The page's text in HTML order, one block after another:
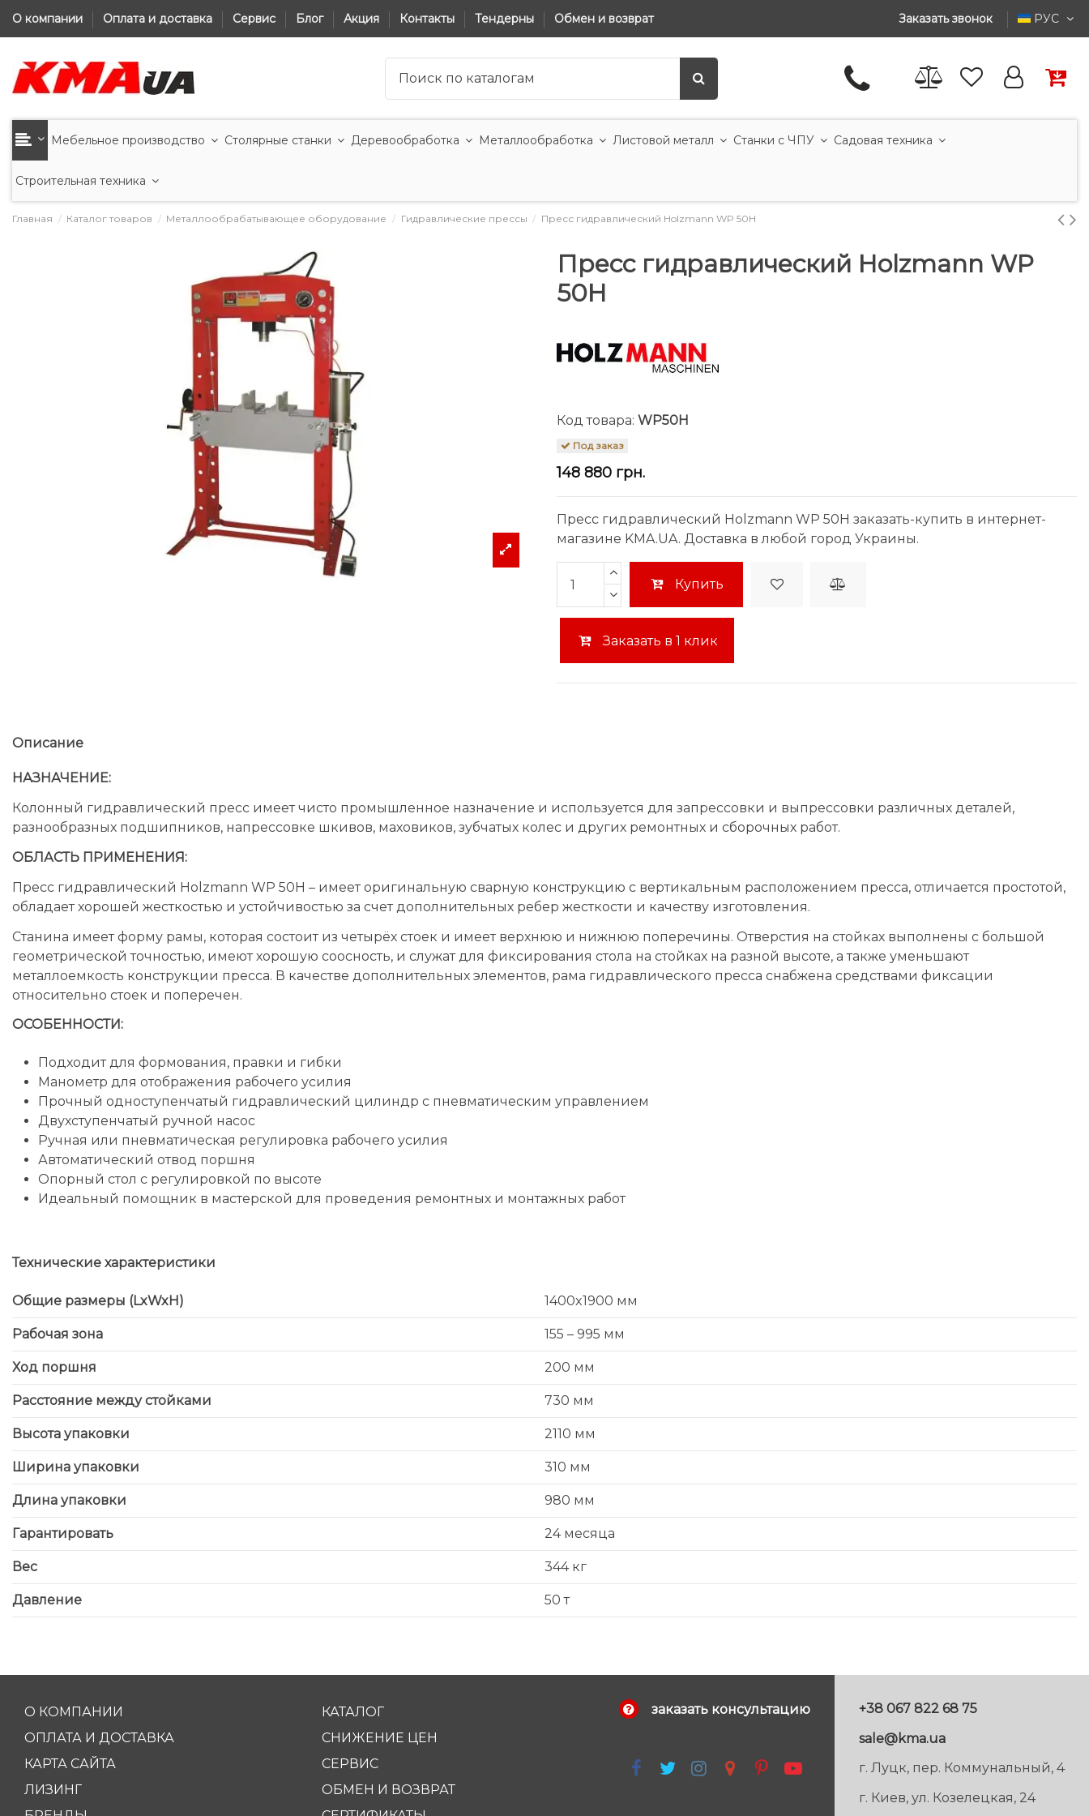
О компании Оплата и доставка Сервис Блог Акция Контакты Тендерны Обмен и возврат Заказать звонок РУС
Мебельное производство Столярные станки Деревообработка Металлообработка Листовой металл Станки с ЧПУ Садовая техника
Строительная техника
Главная Каталог товаров Металлообрабатывающее оборудование Гидравлические прессы Пресс гидравлический Holzmann WP 50H
Пресс гидравлический Holzmann WP
50H
Код товара: WP50H
Под заказ
148 880 грн.
Пресс гидравлический Holzmann WP 50H заказать-купить в интернет-
магазине KMA.UA. Доставка в любой город Украины.
Купить
Заказать в 1 клик
Описание
НАЗНАЧЕНИЕ:
Колонный гидравлический пресс имеет чисто промышленное назначение и используется для запрессовки и выпресcовки различных деталей,
разнообразных подшипников, напрессовке шкивов, маховиков, зубчатых колес и других ремонтных и сборочных работ.
ОБЛАСТЬ ПРИМЕНЕНИЯ:
Пресс гидравлический Holzmann WP 50H – имеет оригинальную сварную конструкцию c вертикальным расположением пресса, отличается простотой,
обладает хорошей жесткостью и устойчивостью за счет дополнительных ребер жесткости и качеству изготовления.
Станина имеет форму рамы, которая состоит из четырёх стоек и имеет верхнюю и нижнюю поперечины. Отверстия на стойках выполнены с большой
геометрической точностью, имеют хорошую соосность, и служат для фиксирования стола на стойках на разной высоте, а также уменьшают
металлоемкость конструкции пресса. В качестве дополнительных элементов, рама гидравлического пресса снабжена средствами фиксации
относительно стоек и поперечен.
ОСОБЕННОСТИ:
Подходит для формования, правки и гибки
Манометр для отображения рабочего усилия
Прочный одноступенчатый гидравлический цилиндр с пневматическим управлением
Двухступенчатый ручной насос
Ручная или пневматическая регулировка рабочего усилия
Автоматический отвод поршня
Опорный стол с регулировкой по высоте
Идеальный помощник в мастерской для проведения ремонтных и монтажных работ
Технические характеристики
Общие размеры (LxWxH) 1400x1900 мм
Рабочая зона 155 – 995 мм
Ход поршня 200 мм
Расстояние между стойками 730 мм
Высота упаковки 2110 мм
Ширина упаковки 310 мм
Длина упаковки 980 мм
Гарантировать 24 месяца
Вес 344 кг
Давление 50 т
О КОМПАНИИ
ОПЛАТА И ДОСТАВКА
КАРТА САЙТА
ЛИЗИНГ
КАТАЛОГ
СНИЖЕНИЕ ЦЕН
СЕРВИС
ОБМЕН И ВОЗВРАТ
заказать консультацию
+38 067 822 68 75
sale@kma.ua
г. Луцк, пер. Коммунальный, 4
г. Киев, ул. Козелецкая, 24